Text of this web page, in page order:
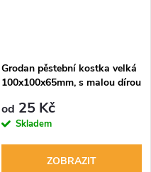
Grodan pěstební kostka velká
100x100x65mm, s malou dírou
od 25 Kč
Skladem
ZOBRAZIT